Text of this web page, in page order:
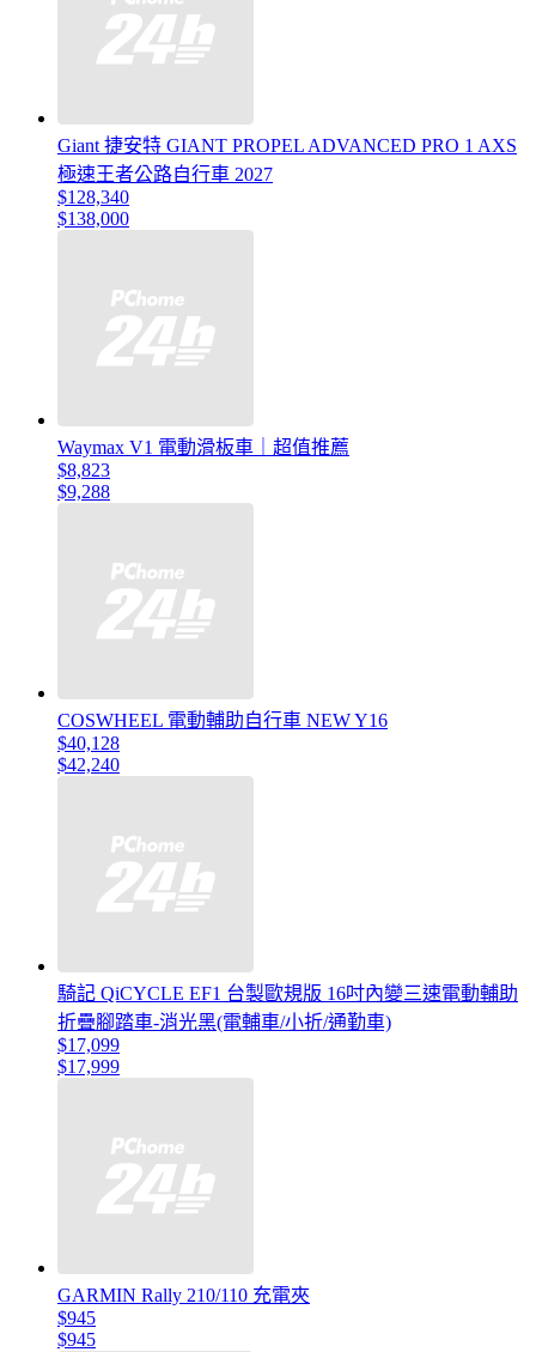
Giant 捷安特 GIANT PROPEL ADVANCED PRO 1 AXS
極速王者公路自行車 2027
$128,340
$138,000
Waymax V1 電動滑板車｜超值推薦
$8,823
$9,288
COSWHEEL 電動輔助自行車 NEW Y16
$40,128
$42,240
騎記 QiCYCLE EF1 台製歐規版 16吋內變三速電動輔助
折疊腳踏車-消光黑(電輔車/小折/通勤車)
$17,099
$17,999
GARMIN Rally 210/110 充電夾
$945
$945